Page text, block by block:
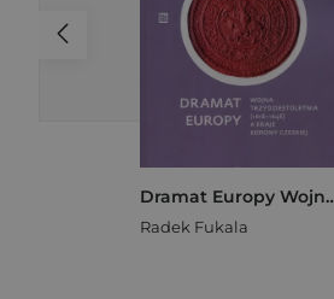
Dramat Europy Wojna
Radek Fukala